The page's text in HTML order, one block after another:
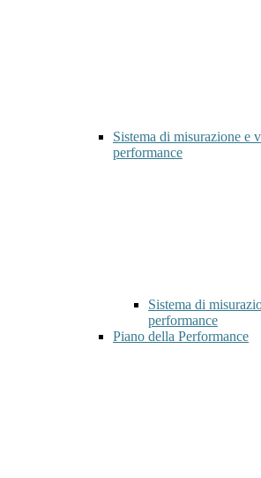
Sistema di misurazione e
performance
Sistema di
performance
Piano della Performance